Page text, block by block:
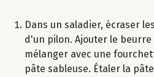
Dans un saladier, écraser
d'un pilon. Ajouter le
mélanger avec une
pâte sableuse. Étaler la